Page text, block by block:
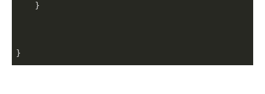
    }